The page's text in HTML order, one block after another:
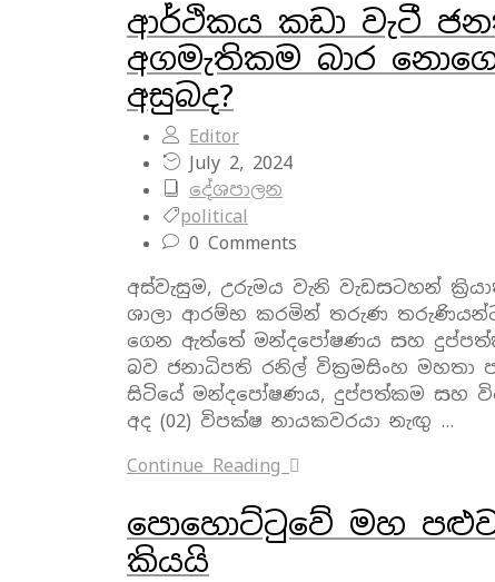
ආර්ථිකය කඩා වැටී
අගමැතිකම බාර
අසුබද?
Editor
July 2, 2024
දේශපාලන
political
0 Comments
අස්වැසුම, උරුමය වැනි වැඩසටහන්
ශාලා ආරම්භ කරමින් තරුණ තරුණියන්ට
ගෙන ඇත්තේ මන්දපෝෂණය සහ
බව ජනාධිපති රනිල් වික්‍රමසිංහ මහතා
සිටියේ මන්දපෝෂණය, දුප්පත්කම සහ
අද (02) විපක්ෂ නායකවරයා නැඟු …
Continue Reading
පොහොට්ටුවේ මහ
කියයි